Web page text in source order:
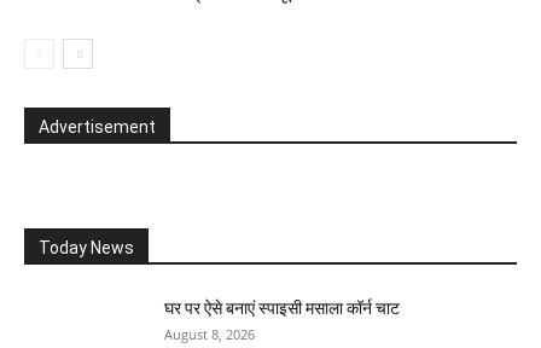
Advertisement
Today News
घर पर ऐसे बनाएं स्पाइसी मसाला कॉर्न चाट
August 8, 2026